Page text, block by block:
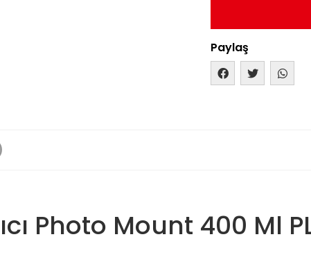
Paylaş
Photo Mount 400 Ml